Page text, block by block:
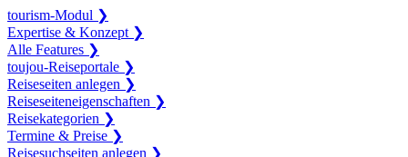
tourism-Modul ❯
Expertise & Konzept ❯
Alle Features ❯
toujou-Reiseportale ❯
Reiseseiten anlegen ❯
Reiseseiteneigenschaften ❯
Reisekategorien ❯
Termine & Preise ❯
Reisesuchseiten anlegen ❯